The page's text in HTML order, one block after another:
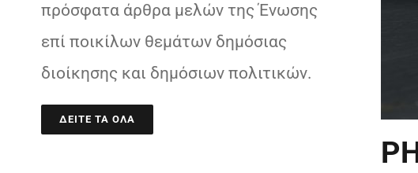
πρόσφατα άρθρα μελών της Ένωσης
επί ποικίλων θεμάτων δημόσιας
διοίκησης και δημόσιων πολιτικών.
ΔΕΙΤΕ ΤΑ ΟΛΑ